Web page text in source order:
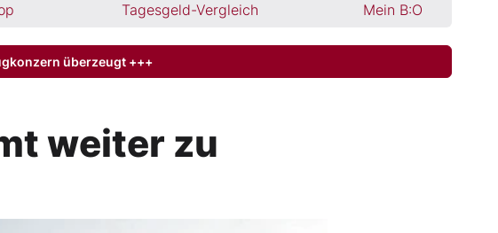
Tagesgeld-Vergleich Mein B:O
überzeugt +++
weiter zu